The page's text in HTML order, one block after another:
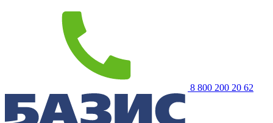
8 800 200 20 62